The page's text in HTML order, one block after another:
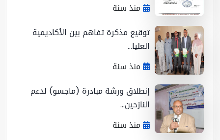
منذ سنة
توقيع مذكرة تفاهم بين الأكاديمية
العليا...
منذ سنة
إنطلاق ورشة مبادرة (ماجسو) لدعم
النازحين...
منذ سنة